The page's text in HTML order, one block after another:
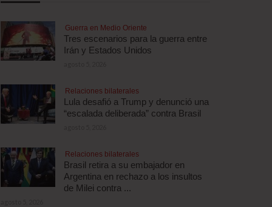
Guerra en Medio Oriente
Tres escenarios para la guerra entre
Irán y Estados Unidos
Relaciones bilaterales
Lula desafió a Trump y denunció una
“escalada deliberada” contra Brasil
Relaciones bilaterales
Brasil retira a su embajador en
Argentina en rechazo a los insultos
de Milei contra ...